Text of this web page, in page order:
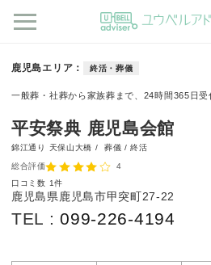
鹿児島エリア 終活・葬儀
一般葬・社葬から家族葬まで、24時間365日受
平安祭典 鹿児島会館
錦江通り 天保山大橋 / 葬儀 / 終活
総合評価
4
口コミ数 1件
鹿児島県鹿児島市甲突町27-22
TEL :099-226-4194